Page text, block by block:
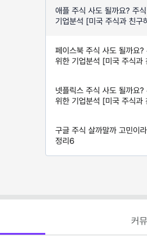
애플 주식 사도 될까요? 주
기업분석 [미국 주식과 친구
페이스북 주식 사도 될까요?
위한 기업분석 [미국 주식과
넷플릭스 주식 사도 될까요?
위한 기업분석 [미국 주식과
구글 주식 살까말까 고민이
정리6
커